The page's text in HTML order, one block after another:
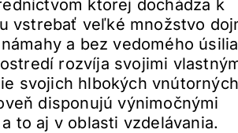
ktorej dochádza k
vstrebať veľké množstvo
a bez vedomého
rozvíja svojimi
svojich hlbokých vnútorných
disponujú výnimočnými
to aj v oblasti vzdelávania.